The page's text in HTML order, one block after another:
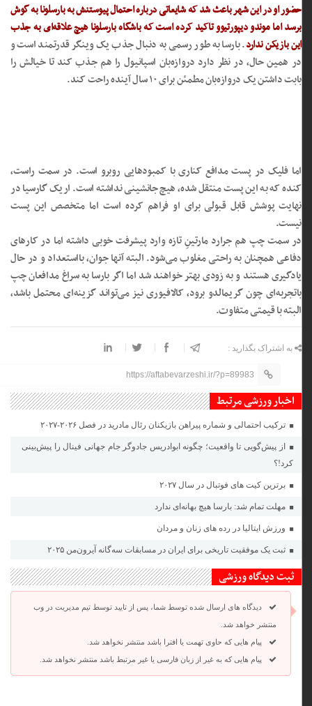
حضور او در این شهر باعث شد که شایعاتی درباره احتمال پیوستنش به بارسلونا به گوش
برسد اما موندو دیپورتیوو تاکید کرده است که باشگاه بارسلونا هیچ علاقه‌ای به جذب
این بازیکن ندارد. بارسا به‌ طور رسمی به‌ دنبال جذب یک وینگر قدرتمند است و
در همین حال، در نظر دارد دروازه‌بان اسپانیول را هم جذب کند تا خیالش را
بابت داشتن یک دروازه‌بان مطمئن برای ۱۰ سال آینده راحت کند.
اما فلیک در پست مدافع کناری با کمبودهایی روبرو است. در سمت راست،
کنده که به این پست منتقل شده، هیچ جانشینی نداشته است. اریک گارسیا در
نهایت پوشش قابل قبولی برای او فراهم کرده است اما متخصص این پست
نیست.
در سمت چپ هم جرارد مارتینِ تازه‌ وارد پیشرفت خوبی داشته اما در کارهای
دفاعی همچنان به‌ راحتی مغلوب می‌شود. البته آنها جوان، بااستعداد و در حال
یادگیری‌ هستند و به‌ زودی بهتر خواهند شد اما اگر بارسا به سراغ مدافعان چپ
باتجربه‌ای چون گریمالدو برود، کالافیوری نیز می‌تواند گزینه‌ای محتمل باشد،
البته با قیمتی متفاوت.
به اشتراک بگذارید :
https://aftabevarzeshi.ir/?p=89983
اخبار ورزشی مرتبط
ترکیب احتمالی و شماره پیراهن بازیکنان رئال مادرید در فصل ۲۰۲۶-۲۰۲۷
از پیش‌گویی تا واقعیت؛ چگونه ابوادریس جادوگر جام جهانی فینال را پیش‌بینی
کرد!؟
برترین کیت های فوتبال در سال ۲۰۲۷
مهلت تمام شد: بارسا هیچ بهانه‌‌ای ندارد
ورزش ایتالیا در رده های زنان و مردان
ثبت یک موفقیت تاریخی برای ایران در مسابقات سه‌گانه آیرون‌من ۲۰۲۵
ثبت دیدگاه ورزشی
دیدگاه های ارسال شده توسط شما، پس از تایید توسط تیم مدیریت در وب
منتشر خواهد شد.
پیام هایی که حاوی تهمت یا افترا باشد منتشر نخواهد شد.
پیام هایی که به غیر از زبان فارسی یا غیر مرتبط باشد منتشر نخواهد شد.